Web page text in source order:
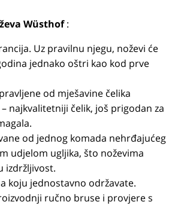
Wüsthof:
Uz pravilnu njegu, noževi će
jednako oštri kao kod prve
od mješavine čelika
– najkvalitetniji čelik, još prigodan za
od jednog komada nehrđajućeg
udjelom ugljika, što noževima
izdržljivost.
koju jednostavno održavate.
ručno bruse i provjere s